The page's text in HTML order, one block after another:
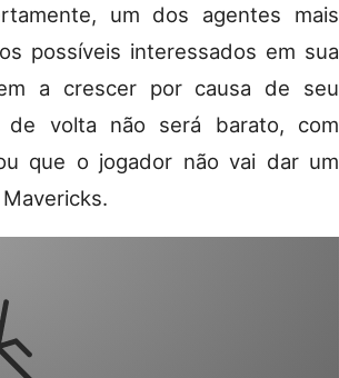
um dos agentes mais
possíveis interessados em sua
a crescer por causa de seu
de volta não será barato, com
que o jogador não vai dar um